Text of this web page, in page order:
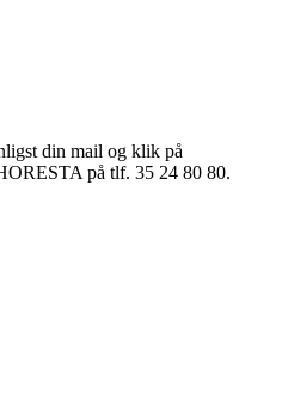
din mail og klik på
på tlf. 35 24 80 80.